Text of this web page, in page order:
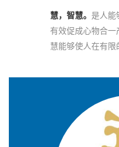
慧，智慧。 是人能
有效促成心物合
慧能够使人在有限